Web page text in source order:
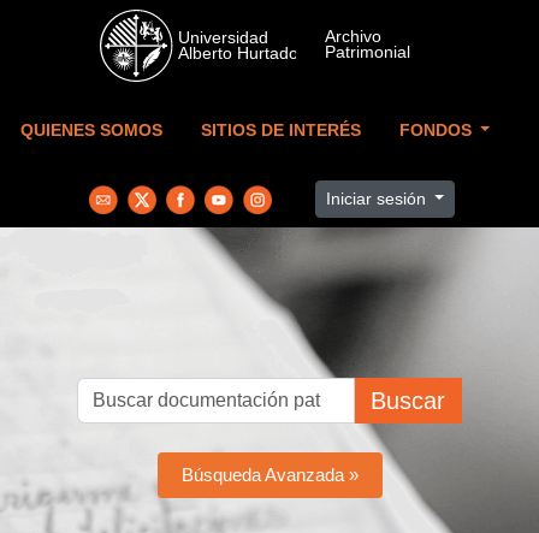
Skip to main content
QUIENES SOMOS SITIOS DE INTERÉS FONDOS
Iniciar sesión
Buscar
Búsqueda Avanzada »